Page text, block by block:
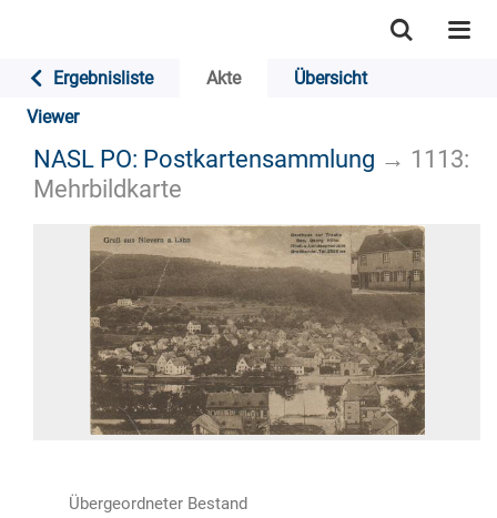
Ergebnisliste Akte
Übersicht
Viewer
NASL PO: Postkartensammlung → 1113:
Mehrbildkarte
Übergeordneter Bestand